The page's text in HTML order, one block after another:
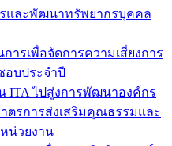
และพัฒนาทรัพยากรบุคคล
ารเพื่อจัดการความเสี่ยงการ
บประจำปี
ITA ไปสู่งการพัฒนาองค์กร
ตรการส่งเสริมคุณธรรมและ
น่วยงาน